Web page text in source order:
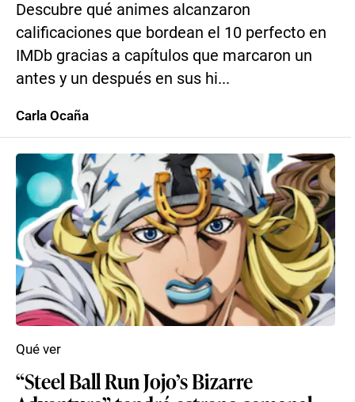
Descubre qué animes alcanzaron
calificaciones que bordean el 10 perfecto en
IMDb gracias a capítulos que marcaron un
antes y un después en sus hi...
Carla Ocaña
“Steel Ball Run Jojo’s Bizarre
Qué ver